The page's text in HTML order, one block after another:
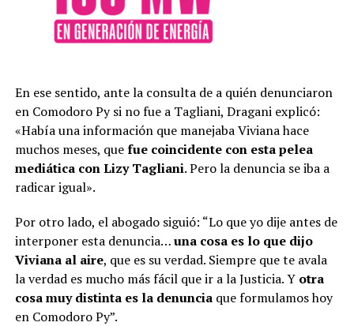
En ese sentido, ante la consulta de a quién denunciaron
en Comodoro Py si no fue a Tagliani, Dragani explicó:
«Había una información que manejaba Viviana hace
muchos meses, quefue coincidente con esta pelea
mediática con Lizy Tagliani. Pero la denuncia se iba a
radicar igual».
Por otro lado, el abogado siguió: “Lo que yo dije antes de
interponer esta denuncia…una cosa es lo que dijo
Viviana al aire, que es su verdad. Siempre que te avala
la verdad es mucho más fácil que ir a la Justicia. Yotra
cosa muy distinta es la denuncia que formulamos hoy
en Comodoro Py”.